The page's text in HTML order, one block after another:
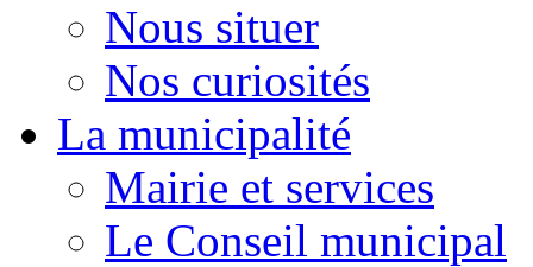
Nous situer
Nos curiosités
La municipalité
Mairie et services
Le Conseil municipal